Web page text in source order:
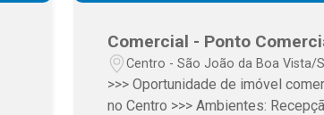
Comercial - Ponto
Centro - São João da Boa Vista/
>>> Oportunidade de imóvel
no Centro >>> Ambientes: